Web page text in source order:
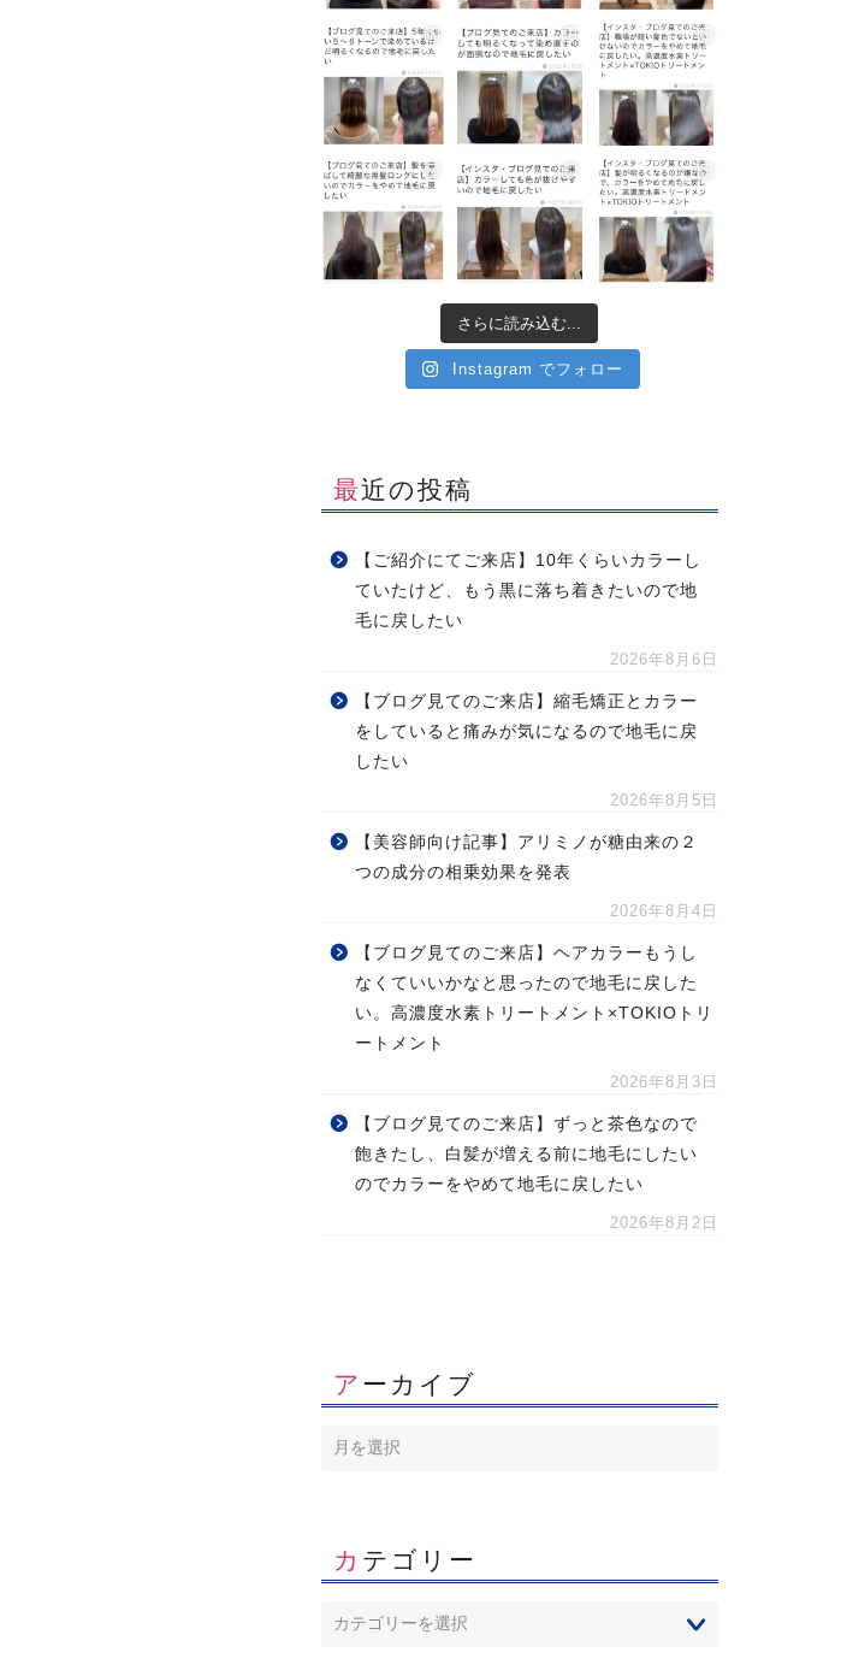
さらに読み込む...
Instagram でフォロー
最近の投稿
【ご紹介にてご来店】10年くらいカラーし
ていたけど、もう黒に落ち着きたいので地
毛に戻したい
2026年8月6日
【ブログ見てのご来店】縮毛矯正とカラー
をしていると痛みが気になるので地毛に戻
したい
2026年8月5日
【美容師向け記事】アリミノが糖由来の２
つの成分の相乗効果を発表
2026年8月4日
【ブログ見てのご来店】ヘアカラーもうし
なくていいかなと思ったので地毛に戻した
い。高濃度水素トリートメント×TOKIOトリ
ートメント
2026年8月3日
【ブログ見てのご来店】ずっと茶色なので
飽きたし、白髪が増える前に地毛にしたい
のでカラーをやめて地毛に戻したい
2026年8月2日
アーカイブ
カテゴリー